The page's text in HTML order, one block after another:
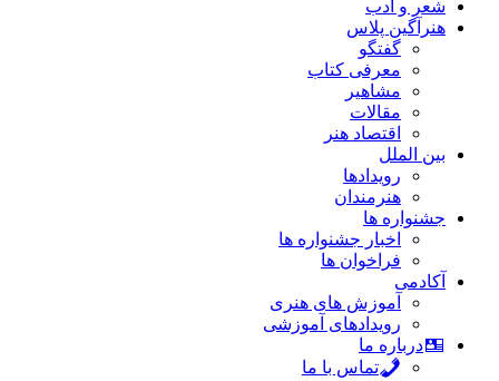
شعر و ادب
هنرآگین پلاس
گفتگو
معرفی کتاب
مشاهیر
مقالات
اقتصاد هنر
بین الملل
رویدادها
هنرمندان
جشنواره ها
اخبار جشنواره ها
فراخوان ها
آکادمی
آموزش های هنری
رویدادهای آموزشی
درباره ما
تماس با ما